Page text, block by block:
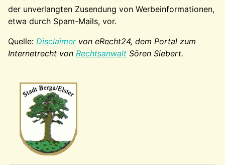
der unverlangten Zusendung von Werbeinformationen,
etwa durch Spam-Mails, vor.
Quelle: Disclaimervon eRecht24, dem Portal zum
Internetrecht von Rechtsanwalt Sören Siebert.